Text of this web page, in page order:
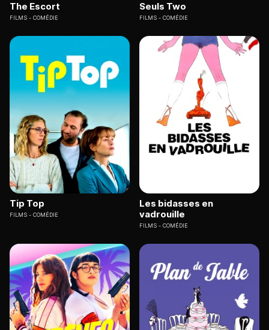
The Escort
FILMS COMÉDIE
Seuls Two
FILMS COMÉDIE
Tip Top
FILMS COMÉDIE
Les bidasses en
vadrouille
FILMS COMÉDIE